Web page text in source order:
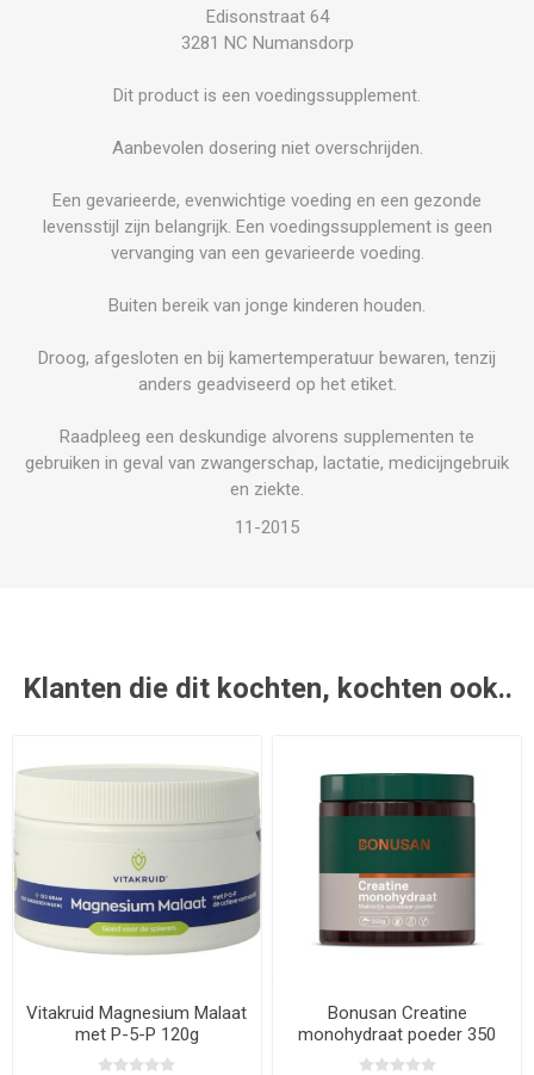
Edisonstraat 64
3281 NC Numansdorp
Dit product is een voedingssupplement.
Aanbevolen dosering niet overschrijden.
Een gevarieerde, evenwichtige voeding en een gezonde
levensstijl zijn belangrijk. Een voedingssupplement is geen
vervanging van een gevarieerde voeding.
Buiten bereik van jonge kinderen houden.
Droog, afgesloten en bij kamertemperatuur bewaren, tenzij
anders geadviseerd op het etiket.
Raadpleeg een deskundige alvorens supplementen te
gebruiken in geval van zwangerschap, lactatie, medicijngebruik
en ziekte.
11-2015
Klanten die dit kochten, kochten ook..
Vitakruid Magnesium Malaat
met P-5-P 120g
Bonusan Creatine
monohydraat poeder 350
gram